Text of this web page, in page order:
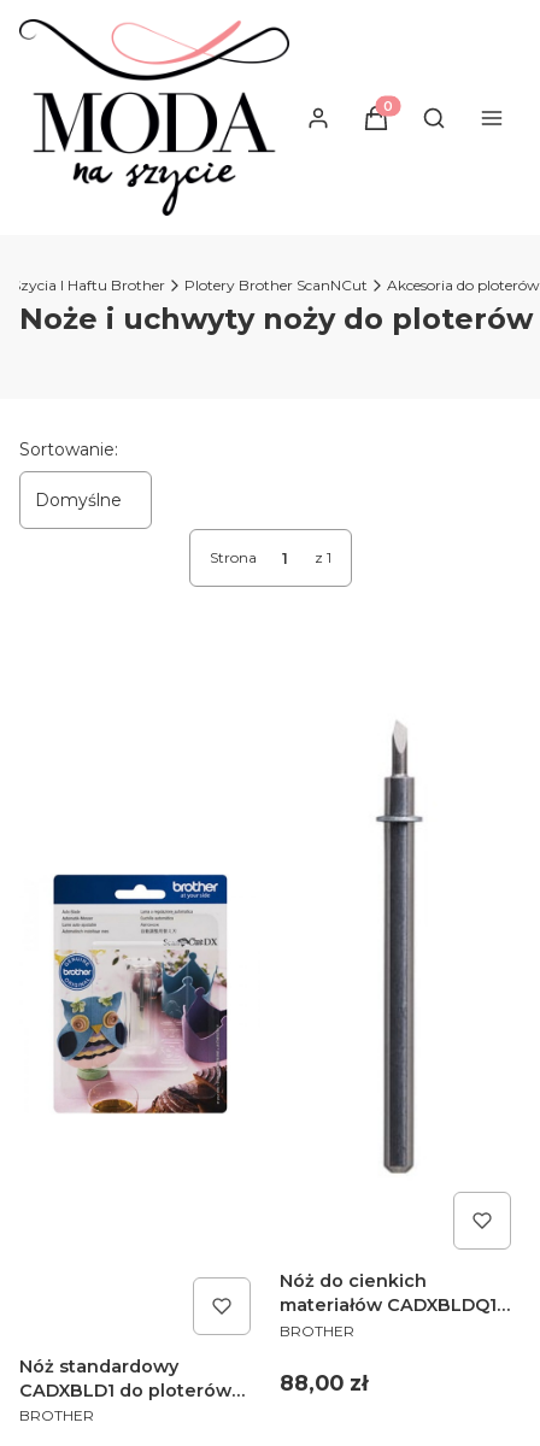
Produkty w
Otwórz
Szycia I Haftu Brother Plotery Brother ScanNCut Akcesoria do ploterów
Noże i uchwyty noży do ploterów
Lista produktów
Sortowanie:
Domyślne
Strona z 1
Nóż standardowy
CADXBLD1 do ploterów
Brother ScanNCut SDX
PRODUCENT
BROTHER
Nóż do cienkich
materiałów CADXBLDQ1
do ploterów Brother
PRODUCENT
BROTHER
Cena
88,00 zł